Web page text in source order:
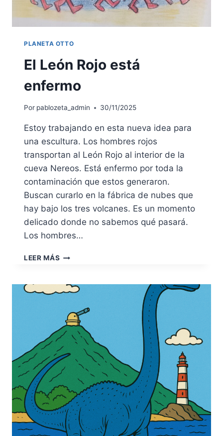
PLANETA OTTO
El León Rojo está
enfermo
Por pablozeta_admin 30/11/2025
Estoy trabajando en esta nueva idea para
una escultura. Los hombres rojos
transportan al León Rojo al interior de la
cueva Nereos. Está enfermo por toda la
contaminación que estos generaron.
Buscan curarlo en la fábrica de nubes que
hay bajo los tres volcanes. Es un momento
delicado donde no sabemos qué pasará.
Los hombres…
LEER MÁS EL
ESTÁ